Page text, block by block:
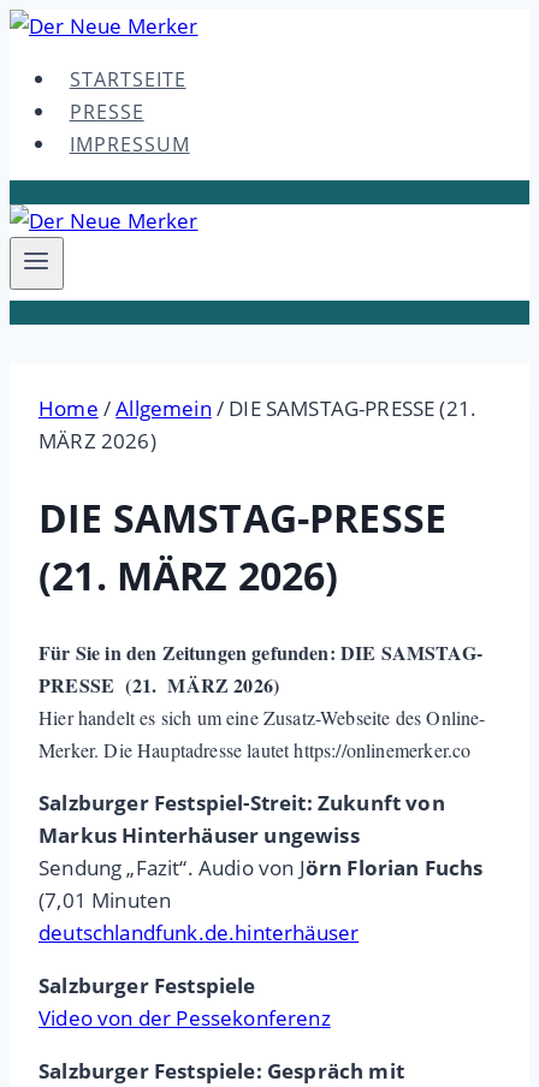
Skip
contentSTARTSEITE
PRESSE
IMPRESSUM
Home /Allgemein / DIE SAMSTAG-PRESSE (21.
MÄRZ 2026)
DIE SAMSTAG-PRESSE
(21. MÄRZ 2026)
Für Sie in den Zeitungen gefunden: DIE SAMSTAG-
PRESSE (21. MÄRZ 2026)
Hier handelt es sich um eine Zusatz-Webseite des Online-
Merker. Die Hauptadresse lautet https://onlinemerker.co
Salzburger Festspiel-Streit: Zukunft von
Markus Hinterhäuser ungewiss
Sendung „Fazit“. Audio von Jörn Florian Fuchs
(7,01 Minuten
deutschlandfunk.de.hinterhäuser
Salzburger Festspiele
Video von der Pessekonferenz
Salzburger Festspiele: Gespräch mit